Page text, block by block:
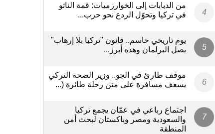
من الدبابات إلى الخوارزميات: قمة الناتو
في تركيا وتحوّل الردع نحو حرب...
يوم تاريخي حاسم.. قانون "تركيا بلا إرهاب"
يصل البرلمان وهذه أبرز...
موقف طارئ في الجو.. وزير الصحة التركي
يسعف مسافرة على متن رحلة طائرة (...
اجتماع رباعي في عمّان يجمع تركيا
والسعودية ومصر وباكستان لبحث أمن
المنطقة